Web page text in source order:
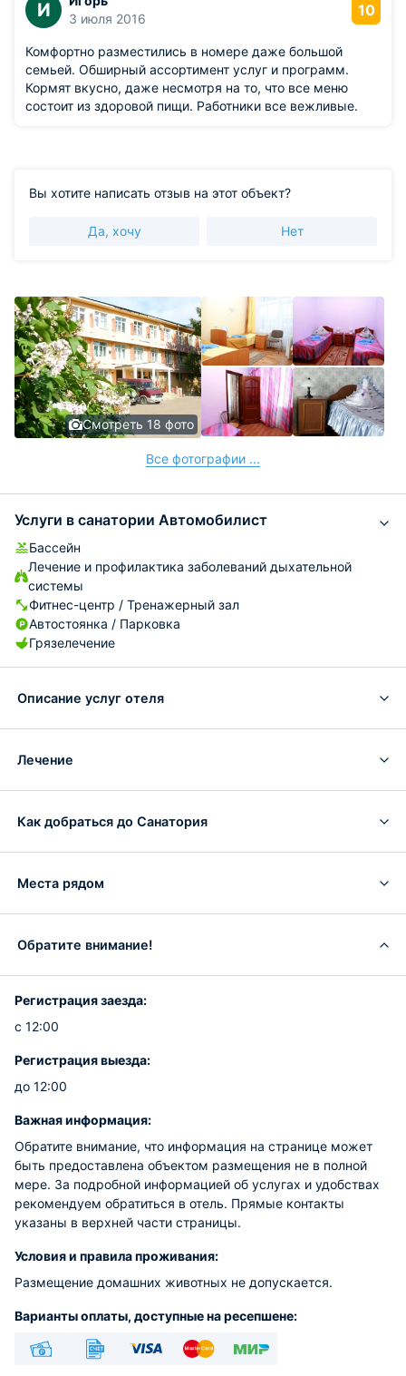
И
3 июля 2016
10
Комфортно разместились в номере даже большой
семьей. Обширный ассортимент услуг и программ.
Кормят вкусно, даже несмотря на то, что все меню
состоит из здоровой пищи. Работники все вежливые.
Вы хотите написать отзыв на этот объект?
Да, хочу Нет
Смотреть 18 фото
Все фотографии ...
Услуги в санатории Автомобилист
Бассейн
Лечение и профилактика заболеваний дыхательной
системы
Фитнес-центр / Тренажерный зал
Автостоянка / Парковка
Грязелечение
Описание услуг отеля
Лечение
Как добраться до Санатория
Места рядом
Обратите внимание!
Регистрация заезда:
с 12:00
Регистрация выезда:
до 12:00
Важная информация:
Обратите внимание, что информация на странице может
быть предоставлена объектом размещения не в полной
мере. За подробной информацией об услугах и удобствах
рекомендуем обратиться в отель. Прямые контакты
указаны в верхней части страницы.
Условия и правила проживания:
Размещение домашних животных не допускается.
Варианты оплаты, доступные на ресепшене: